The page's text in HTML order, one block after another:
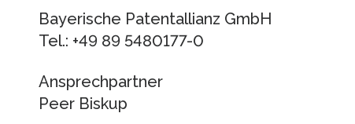
Bayerische Patentallianz GmbH
Tel.: +49 89 5480177-0
Ansprechpartner
Peer Biskup